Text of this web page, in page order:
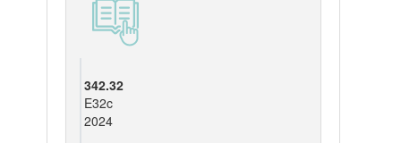
342.32
E32c
2024